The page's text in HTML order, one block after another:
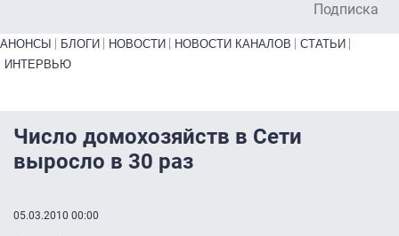
Подписка
Primary links bottom
АНОНСЫ БЛОГИ НОВОСТИ НОВОСТИ КАНАЛОВ
СТАТЬИ
ИНТЕРВЬЮ
Число домохозяйств в Сети
выросло в 30 раз
05.03.2010 00:00